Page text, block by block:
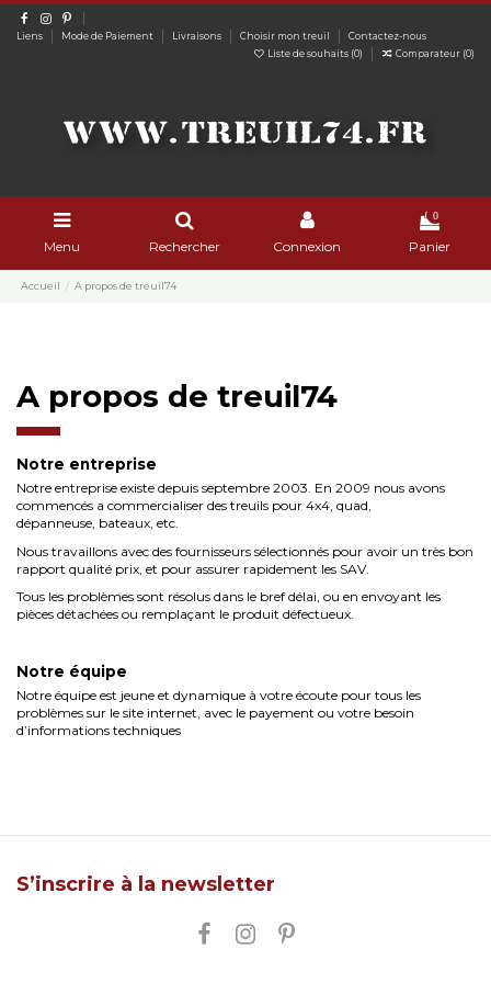
Liens Mode de Paiement Livraisons Choisir mon treuil
Contactez-nous
Liste de souhaits (0) Comparateur (0)
Menu Rechercher Connexion
0
Panier
Accueil A propos de treuil74
A propos de treuil74
Notre entreprise
Notre entreprise existe depuis septembre 2003. En 2009 nous avons
commencés a commercialiser des treuils pour 4x4, quad,
dépanneuse, bateaux, etc.
Nous travaillons avec des fournisseurs sélectionnés pour avoir un très bon
rapport qualité prix, et pour assurer rapidement les SAV.
Tous les problèmes sont résolus dans le bref délai, ou en envoyant les
pièces détachées ou remplaçant le produit défectueux.
Notre équipe
Notre équipe est jeune et dynamique à votre écoute pour tous les
problèmes sur le site internet, avec le payement ou votre besoin
d’informations techniques
S’inscrire à la newsletter